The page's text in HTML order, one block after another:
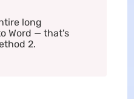
long
Word — that's
2.